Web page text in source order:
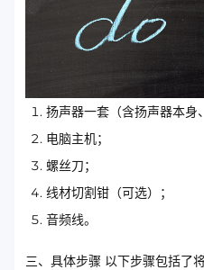
扬声器一套（含扬声器本身
电脑主机；
螺丝刀；
线材切割钳（可选）；
音频线。
三、具体步骤 以下步骤包括了